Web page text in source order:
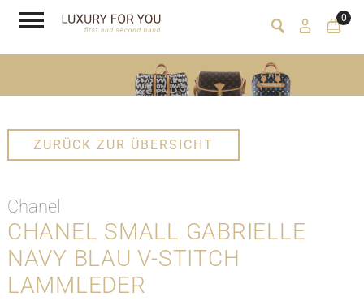
0
ZURÜCK ZUR ÜBERSICHT
Chanel
CHANEL SMALL GABRIELLE
NAVY BLAU V-STITCH
LAMMLEDER